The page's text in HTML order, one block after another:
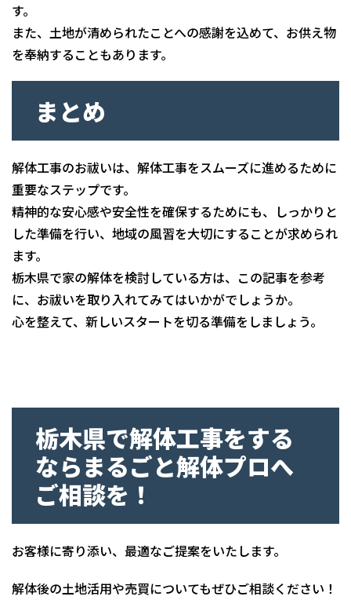
す。
また、土地が清められたことへの感謝を込めて、お供え物
を奉納することもあります。
まとめ
解体工事のお祓いは、解体工事をスムーズに進めるために
重要なステップです。
精神的な安心感や安全性を確保するためにも、しっかりと
した準備を行い、地域の風習を大切にすることが求められ
ます。
栃木県で家の解体を検討している方は、この記事を参考
に、お祓いを取り入れてみてはいかがでしょうか。
心を整えて、新しいスタートを切る準備をしましょう。
栃木県で解体工事をする
ならまるごと解体プロへ
ご相談を！
お客様に寄り添い、最適なご提案をいたします。
解体後の土地活用や売買についてもぜひご相談ください！